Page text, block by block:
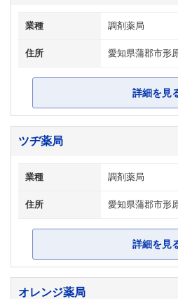
業種 調剤薬局
住所 愛知県蒲郡市形
詳細を見
ツヂ薬局
業種 調剤薬局
住所 愛知県蒲郡市形
詳細を見
オレンジ薬局